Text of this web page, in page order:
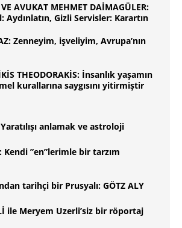
AVUKAT MEHMET DAİMAGÜLER:
Aydınlatın, Gizli Servisler: Karartın
Zenneyim, işveliyim, Avrupa’nın
THEODORAKİS: İnsanlık yaşamın
kurallarına saygısını yitirmiştir
Yaratılışı anlamak ve astroloji
Kendi ”en”lerimle bir tarzım
tarihçi bir Prusyalı: GÖTZ ALY
ile Meryem Uzerli’siz bir röportaj